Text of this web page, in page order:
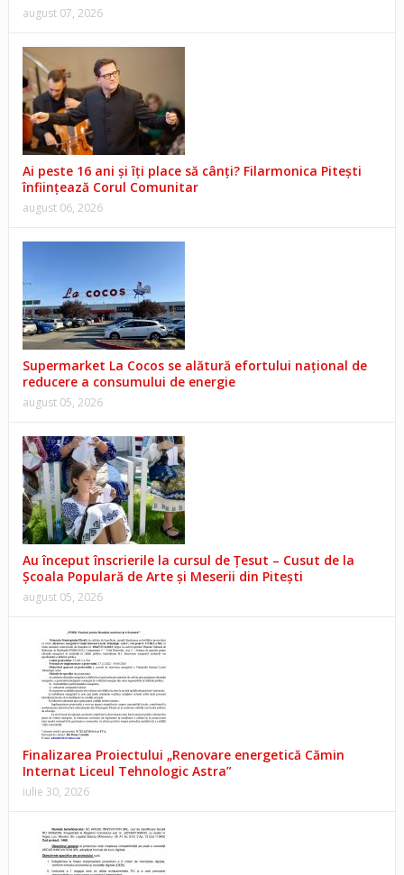
august 07, 2026
Ai peste 16 ani și îți place să cânți? Filarmonica Pitești
înființează Corul Comunitar
august 06, 2026
Supermarket La Cocos se alătură efortului național de
reducere a consumului de energie
august 05, 2026
Au început înscrierile la cursul de Țesut – Cusut de la
Școala Populară de Arte și Meserii din Pitești
august 05, 2026
Finalizarea Proiectului „Renovare energetică Cămin
Internat Liceul Tehnologic Astra”
iulie 30, 2026